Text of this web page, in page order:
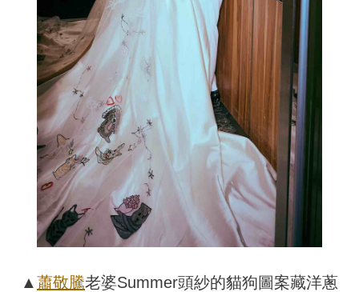
▲ 蕭敬騰老婆Summer頭紗的貓狗圖案藏洋蔥